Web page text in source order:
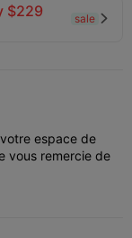
$229
sale 
espace de
vous remercie de